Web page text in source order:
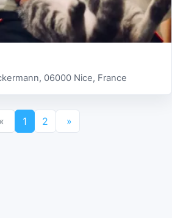
06000 Nice, France
« 1 2 »